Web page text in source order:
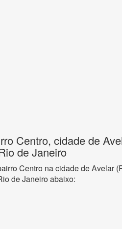
Centro, cidade de
de Janeiro
Centro na cidade de Avelar
de Janeiro abaixo: